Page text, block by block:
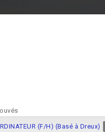
(F/H) (Basé à Dreux)